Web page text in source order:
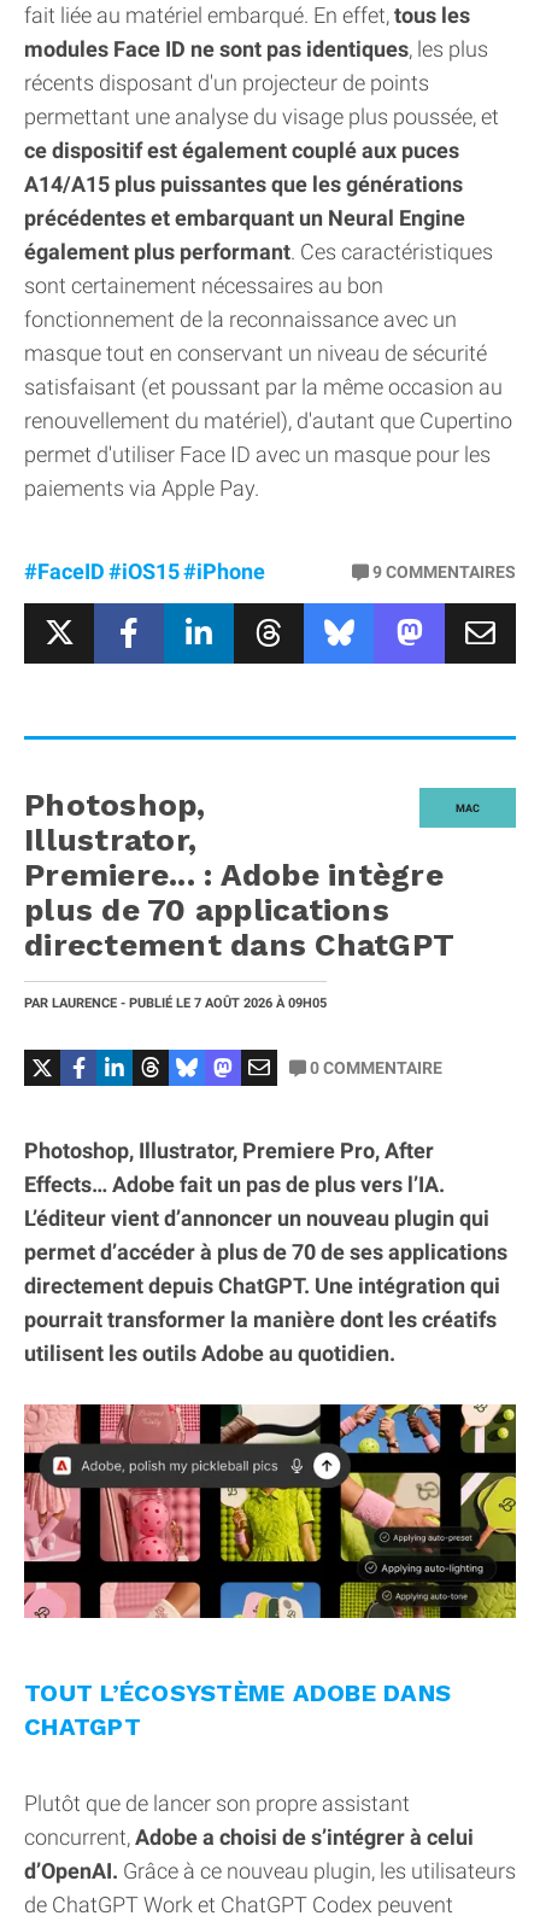
fait liée au matériel embarqué. En effet,tous les
modules Face ID ne sont pas identiques, les plus
récents disposant d'un projecteur de points
permettant une analyse du visage plus poussée, et
ce dispositif est également couplé aux puces
A14/A15 plus puissantes que les générations
précédentes et embarquant un Neural Engine
également plus performant. Ces caractéristiques
sont certainement nécessaires au bon
fonctionnement de la reconnaissance avec un
masque tout en conservant un niveau de sécurité
satisfaisant (et poussant par la même occasion au
renouvellement du matériel), d'autant que Cupertino
permet d'utiliser Face ID avec un masque pour les
paiements via Apple Pay.
#FaceID#iOS15#iPhone 9COMMENTAIRES
MAC
Photoshop,
Illustrator,
Premiere... : Adobe intègre
plus de 70 applications
directement dans ChatGPT
PAR LAURENCE - PUBLIÉ LE 7 AOÛT 2026 À 09H05
0COMMENTAIRE
Photoshop, Illustrator, Premiere Pro, After
Effects… Adobe fait un pas de plus vers l’IA.
L’éditeur vient d’annoncer un nouveau plugin qui
permet d’accéder à plus de 70 de ses applications
directement depuis ChatGPT. Une intégration qui
pourrait transformer la manière dont les créatifs
utilisent les outils Adobe au quotidien.
TOUT L’ÉCOSYSTÈME ADOBE DANS
CHATGPT
Plutôt que de lancer son propre assistant
concurrent,Adobe a choisi de s’intégrer à celui
d’OpenAI. Grâce à ce nouveau plugin, les utilisateurs
de ChatGPT Work et ChatGPT Codex peuvent